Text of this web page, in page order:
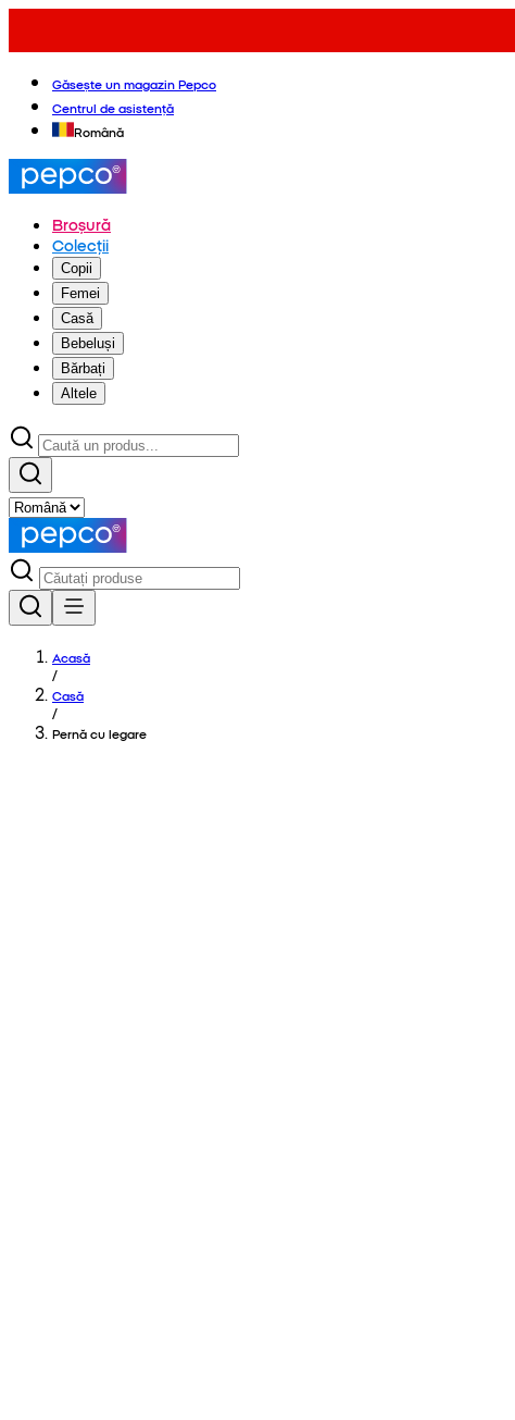
Găsește un magazin Pepco
Centrul de asistență
Română
Broșură
Colecții
Copii
Femei
Casă
Bebeluși
Bărbați
Altele
Acasă
/
Casă
/
Pernă cu legare